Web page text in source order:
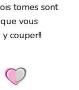
tomes sont
vous
couper!!